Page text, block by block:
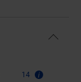
14